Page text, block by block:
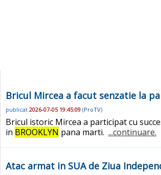
Bricul Mircea a facut senzatie la
publicat 2026-07-05 19:45:09 (ProTV)
Bricul istoric Mircea a participat cu
in BROOKLYN pana marti. ...continuare.
Atac armat in SUA de Ziua